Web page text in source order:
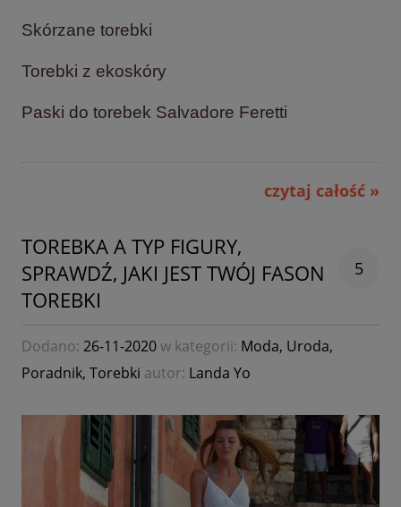
Skórzane torebki
Torebki z ekoskóry
Paski do torebek Salvadore Feretti
czytaj całość »
TOREBKA A TYP FIGURY,
SPRAWDŹ, JAKI JEST TWÓJ FASON
TOREBKI
5
Dodano: 26-11-2020w kategorii: Moda, Uroda,
Poradnik, Torebki autor: Landa Yo